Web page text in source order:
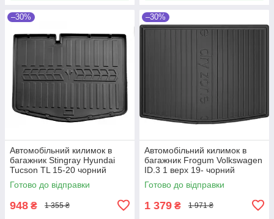
–30%
Автомобільний килимок в
багажник Stingray Hyundai
Tucson TL 15-20 чорний
Хендай Туксон
Готово до відправки
948 ₴ 1 355 ₴
–30%
Автомобільний килимок в
багажник Frogum Volkswagen
ID.3 1 верх 19- чорний
Фольксваген Айди3
Готово до відправки
1 379 ₴ 1 971 ₴